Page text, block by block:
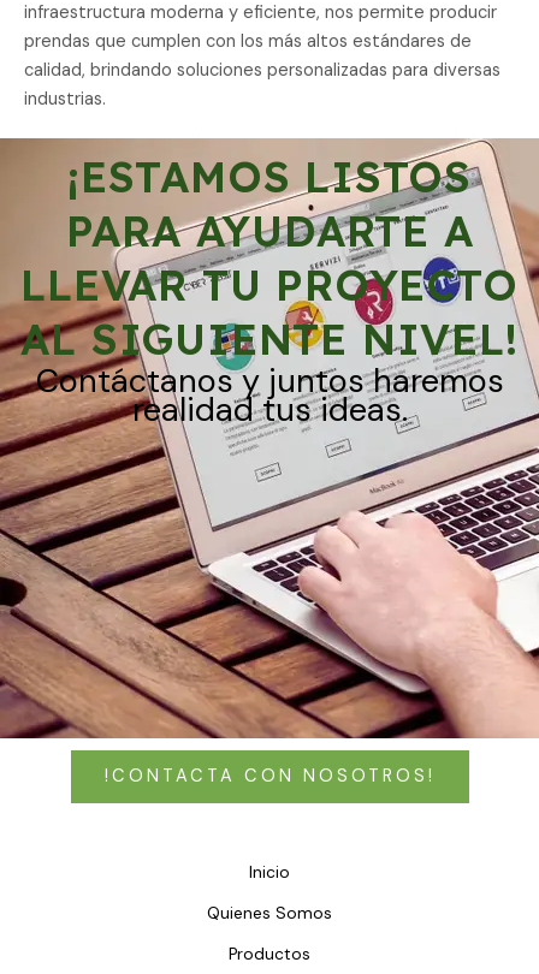
infraestructura moderna y eficiente, nos permite producir
prendas que cumplen con los más altos estándares de
calidad, brindando soluciones personalizadas para diversas
industrias.
¡ESTAMOS LISTOS
PARA AYUDARTE A
LLEVAR TU PROYECTO
AL SIGUIENTE NIVEL!
Contáctanos y juntos haremos
realidad tus ideas.
!CONTACTA CON NOSOTROS!
Inicio
Quienes Somos
Productos